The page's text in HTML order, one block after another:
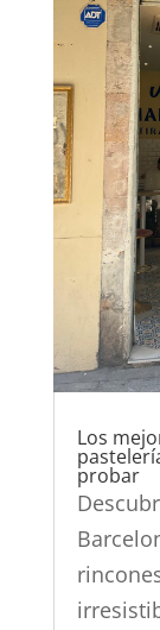
Los
probar